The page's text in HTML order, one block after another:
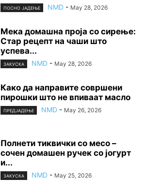
ПОСНО ЈАДЕЊЕ NMD - May 28, 2026
Мека домашна проја со сирење:
Стар рецепт на чаши што
успева...
ЗАКУСКА NMD - May 28, 2026
Како да направите совршени
пирошки што не впиваат масло
ПРЕДЈАДЕЊЕ NMD - May 26, 2026
Полнети тиквички со месо –
сочен домашен ручек со јогурт
и...
ЗАКУСКА NMD - May 25, 2026